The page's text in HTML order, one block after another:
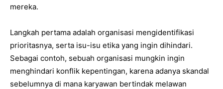
mereka.
Langkah pertama adalah organisasi mengidentifikasi
prioritasnya, serta isu-isu etika yang ingin dihindari.
Sebagai contoh, sebuah organisasi mungkin ingin
menghindari konflik kepentingan, karena adanya skandal
sebelumnya di mana karyawan bertindak melawan